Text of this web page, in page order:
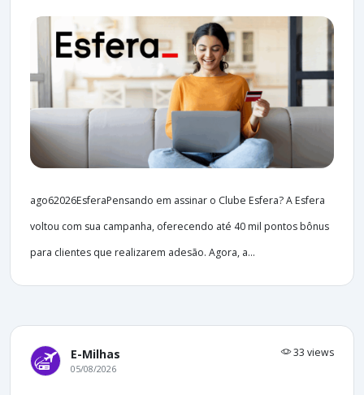
ago62026EsferaPensando em assinar o Clube Esfera? A Esfera
voltou com sua campanha, oferecendo até 40 mil pontos bônus
para clientes que realizarem adesão. Agora, a...
E-Milhas 33 views
05/08/2026